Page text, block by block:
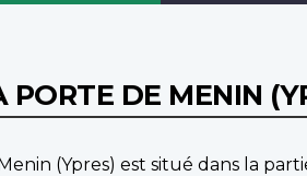
DE MENIN
(Ypres) est situé dans la